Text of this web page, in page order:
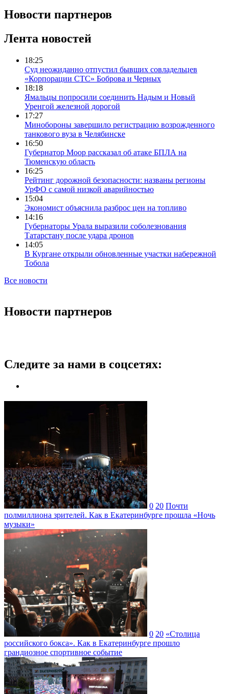
Новости партнеров
Лента новостей
18:25
Суд неожиданно отпустил бывших совладельцев
«Корпорации СТС» Боброва и Черных
18:18
Ямальцы попросили соединить Надым и Новый
Уренгой железной дорогой
17:27
Минобороны завершило регистрацию возрожденного
танкового вуза в Челябинске
16:50
Губернатор Моор рассказал об атаке БПЛА на
Тюменскую область
16:25
Рейтинг дорожной безопасности: названы регионы
УрФО с самой низкой аварийностью
15:04
Экономист объяснила разброс цен на топливо
14:16
Губернаторы Урала выразили соболезнования
Татарстану после удара дронов
14:05
В Кургане открыли обновленные участки набережной
Тобола
Все новости
Новости партнеров
Следите за нами в соцсетях:
0 20 Почти
полмиллиона зрителей. Как в Екатеринбурге прошла «Ночь
музыки»
0 20 «Столица
российского бокса». Как в Екатеринбурге прошло
грандиозное спортивное событие